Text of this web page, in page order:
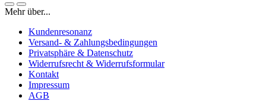
Mehr über...
Kundenresonanz
Versand- & Zahlungsbedingungen
Privatsphäre & Datenschutz
Widerrufsrecht & Widerrufsformular
Kontakt
Impressum
AGB